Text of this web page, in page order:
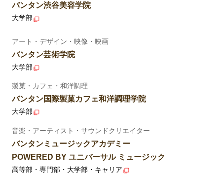
バンタン渋谷美容学院
大学部
アート・デザイン・映像・映画
バンタン芸術学院
大学部
製菓・カフェ・和洋調理
バンタン国際製菓カフェ和洋調理学院
大学部
音楽・アーティスト・サウンドクリエイター
バンタンミュージックアカデミー
POWERED BY ユニバーサル ミュージック
高等部・専門部・大学部・キャリア